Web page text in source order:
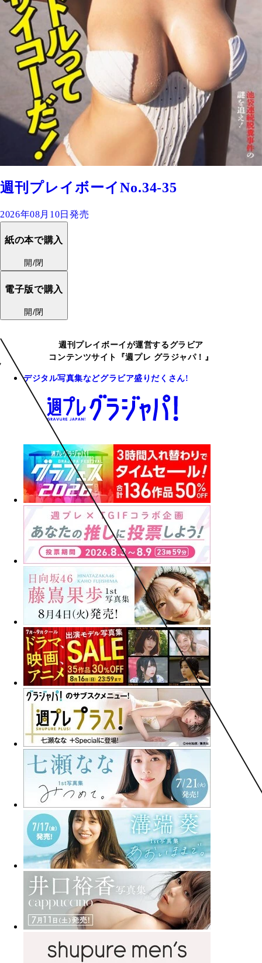
週刊プレイボーイNo.34-35
2026年08月10日発売
紙の本で購入
開/閉
電子版で購入
開/閉
週刊プレイボーイが運営するグラビア
コンテンツサイト『週プレ グラジャパ！』
デジタル写真集などグラビア盛りだくさん!